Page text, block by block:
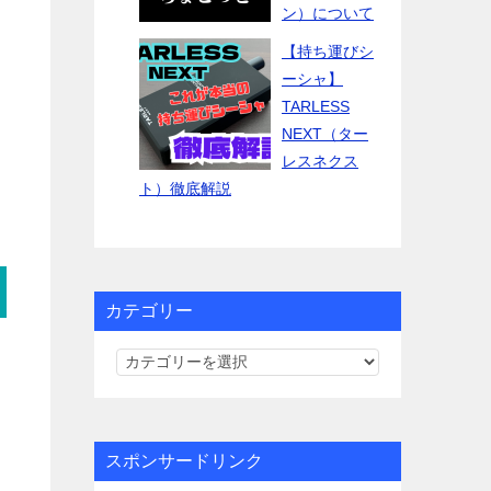
ン）について
【持ち運びシ
ーシャ】
TARLESS
NEXT（ター
レスネクス
ト）徹底解説
カテゴリー
カ
リ
ー
スポンサードリンク